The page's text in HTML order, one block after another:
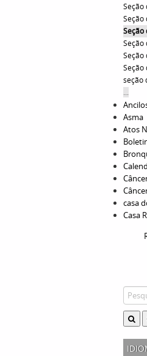
Seção
Seção
Seção
Seção
Seção
Seção
seção
...
Asma
Atos
casa
Casa